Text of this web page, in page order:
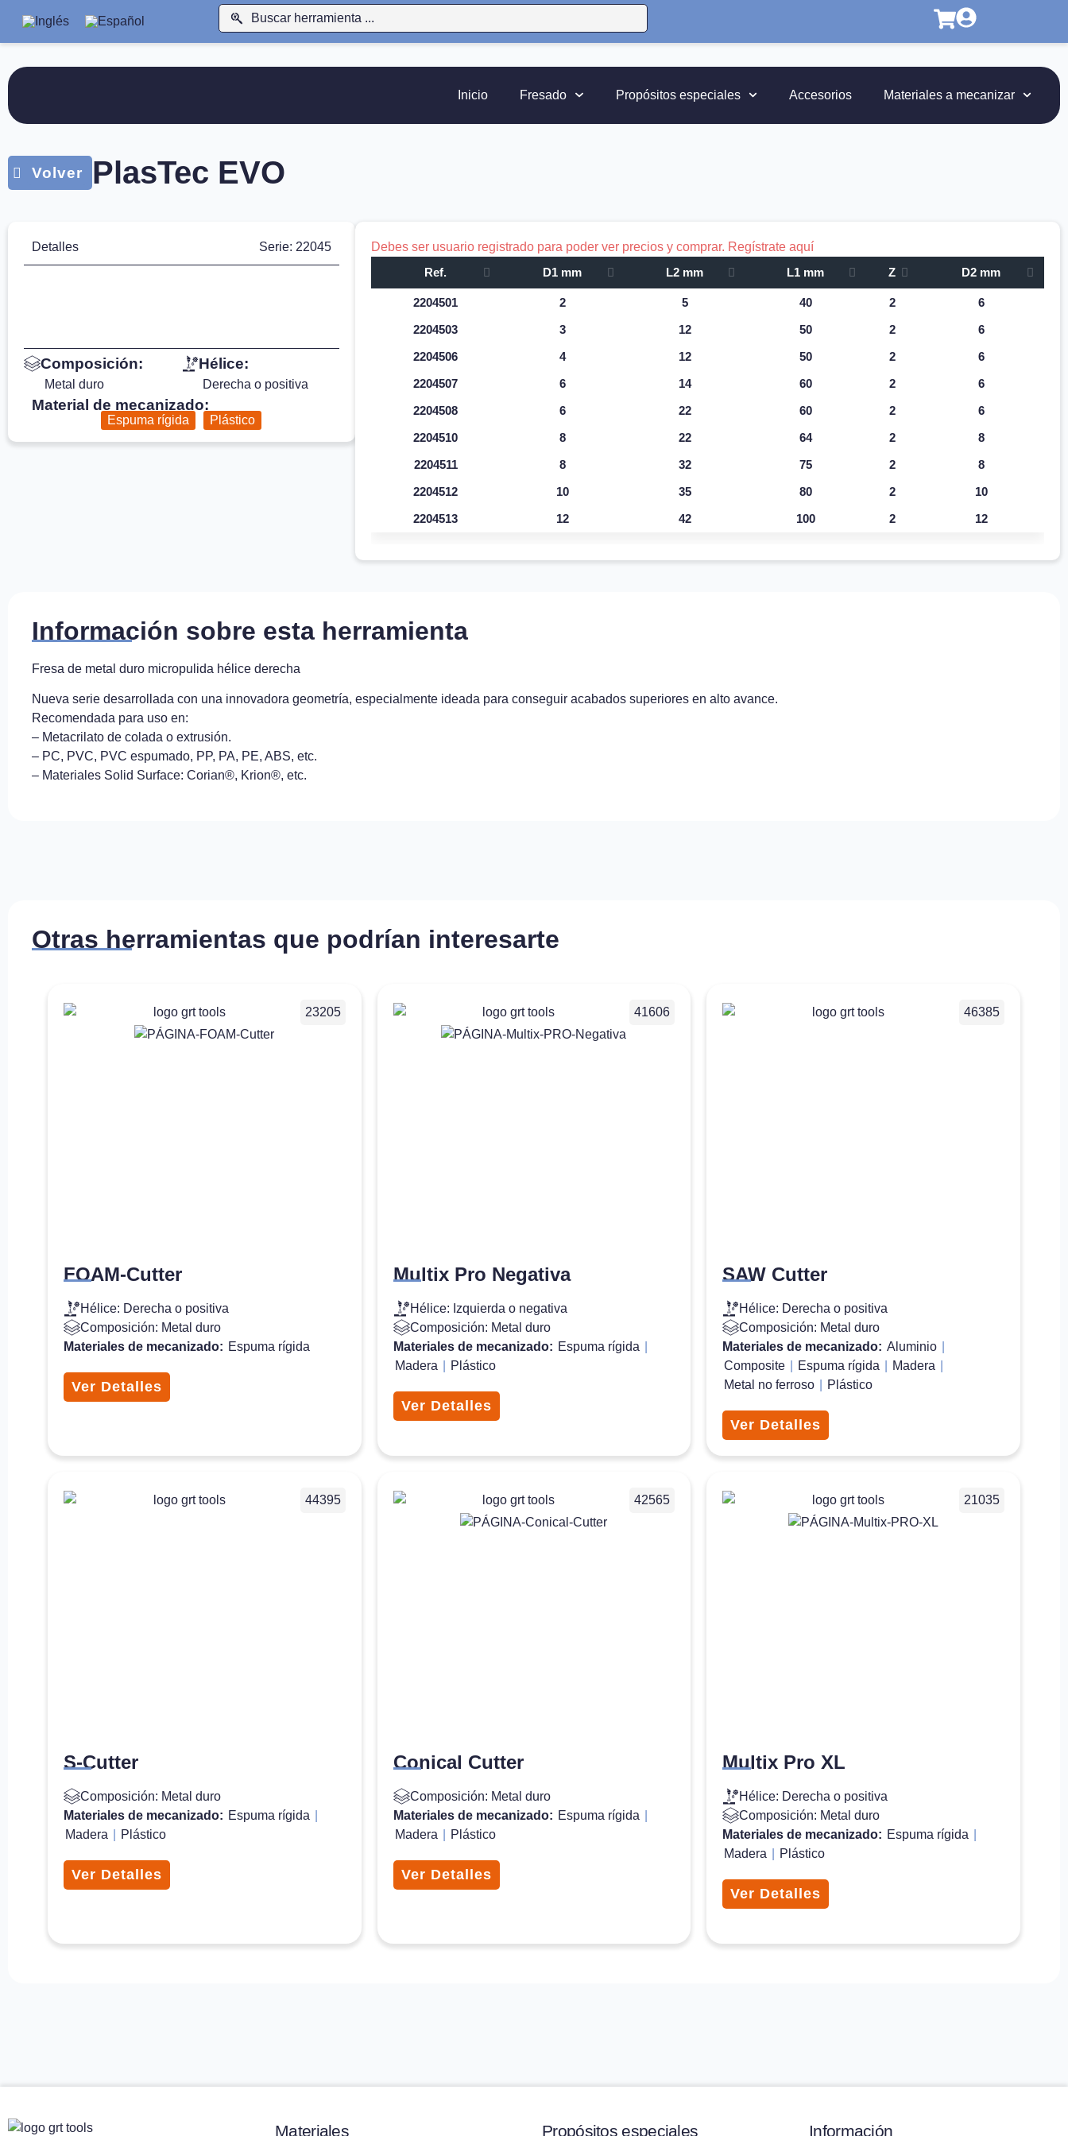
Inicio Fresado Propósitos especiales Accesorios Materiales a mecanizar
PlasTec EVO
Detalles Serie: 22045
Composición:
Metal duro
Hélice:
Derecha o positiva
Material de mecanizado:
Espuma rígida Plástico
Debes ser usuario registrado para poder ver precios y comprar. Regístrate aquí
Ref.
D1 mm L2 mm L1 mm Z D2 mm
2204501 2 5 40 2
6
2204503
3 12 50 2
6
2204506
4 12 50 2
6
2204507
6 14 60 2
6
2204508
6 22 60 2
6
2204510
8 22 64 2
8
2204511
8 32 75 2
8
2204512
10 35 80 2
10
2204513
12 42 100 2 12
Información sobre esta herramienta
Fresa de metal duro micropulida hélice derecha
Nueva serie desarrollada con una innovadora geometría, especialmente ideada para conseguir acabados superiores en alto avance.
Recomendada para uso en:
– Metacrilato de colada o extrusión.
– PC, PVC, PVC espumado, PP, PA, PE, ABS, etc.
– Materiales Solid Surface: Corian®, Krion®, etc.
Otras herramientas que podrían interesarte
23205
FOAM-Cutter
Hélice: Derecha o positiva
Composición: Metal duro
Materiales de mecanizado: Espuma rígida
Ver Detalles
41606
Multix Pro Negativa
Hélice: Izquierda o negativa
Composición: Metal duro
Materiales de mecanizado: Espuma rígida
Madera
Plástico
Ver Detalles
46385
SAW Cutter
Hélice: Derecha o positiva
Composición: Metal duro
Materiales de mecanizado: Aluminio
Composite
Espuma rígida Madera
Metal no ferroso
Plástico
Ver Detalles
44395
S-Cutter
Composición: Metal duro
Materiales de mecanizado: Espuma rígida
Madera
Plástico
Ver Detalles
42565
Conical Cutter
Composición: Metal duro
Materiales de mecanizado: Espuma rígida
Madera
Plástico
Ver Detalles
21035
Multix Pro XL
Hélice: Derecha o positiva
Composición: Metal duro
Materiales de mecanizado: Espuma rígida
Madera
Plástico
Ver Detalles
Materiales Propósitos especiales Información